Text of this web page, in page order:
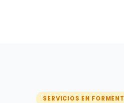
SERVICIOS EN